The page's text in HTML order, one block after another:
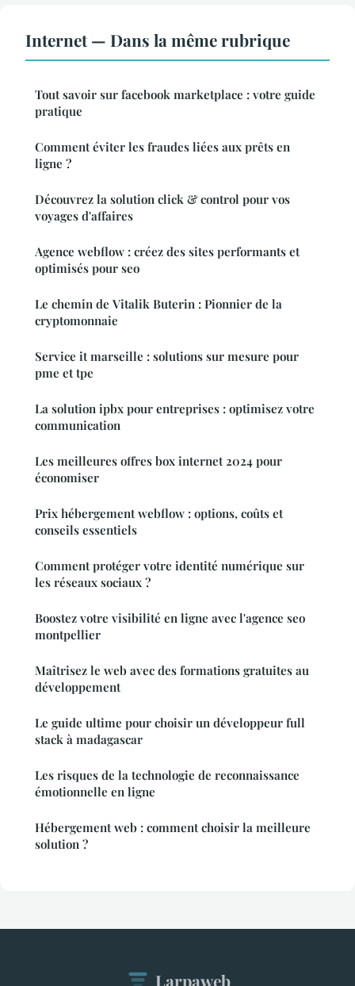
Internet — Dans la même rubrique
Tout savoir sur facebook marketplace : votre guide
pratique
Comment éviter les fraudes liées aux prêts en
ligne ?
Découvrez la solution click & control pour vos
voyages d'affaires
Agence webflow : créez des sites performants et
optimisés pour seo
Le chemin de Vitalik Buterin : Pionnier de la
cryptomonnaie
Service it marseille : solutions sur mesure pour
pme et tpe
La solution ipbx pour entreprises : optimisez votre
communication
Les meilleures offres box internet 2024 pour
économiser
Prix hébergement webflow : options, coûts et
conseils essentiels
Comment protéger votre identité numérique sur
les réseaux sociaux ?
Boostez votre visibilité en ligne avec l'agence seo
montpellier
Maîtrisez le web avec des formations gratuites au
développement
Le guide ultime pour choisir un développeur full
stack à madagascar
Les risques de la technologie de reconnaissance
émotionnelle en ligne
Hébergement web : comment choisir la meilleure
solution ?
Larpaweb